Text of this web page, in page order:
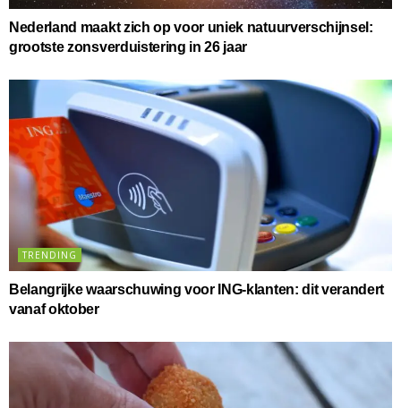
Nederland maakt zich op voor uniek natuurverschijnsel:
grootste zonsverduistering in 26 jaar
TRENDING
Belangrijke waarschuwing voor ING-klanten: dit verandert
vanaf oktober